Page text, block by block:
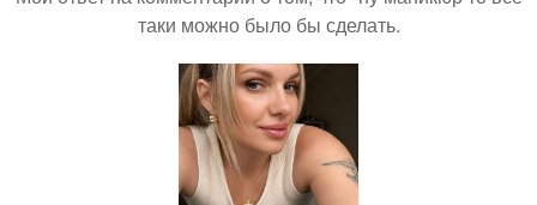
таки можно было бы сделать.